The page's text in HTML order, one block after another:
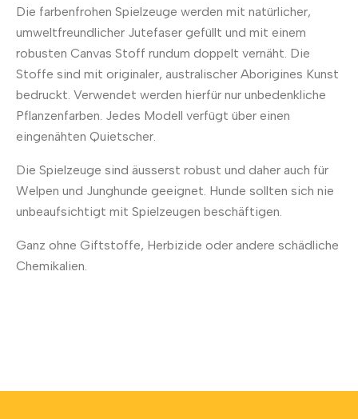
Die farbenfrohen Spielzeuge werden mit natürlicher,
umweltfreundlicher Jutefaser gefüllt und mit einem
robusten Canvas Stoff rundum doppelt vernäht. Die
Stoffe sind mit originaler, australischer Aborigines Kunst
bedruckt. Verwendet werden hierfür nur unbedenkliche
Pflanzenfarben. Jedes Modell verfügt über einen
eingenähten Quietscher.
Die Spielzeuge sind äusserst robust und daher auch für
Welpen und Junghunde geeignet. Hunde sollten sich nie
unbeaufsichtigt mit Spielzeugen beschäftigen.
Ganz ohne Giftstoffe, Herbizide oder andere schädliche
Chemikalien.